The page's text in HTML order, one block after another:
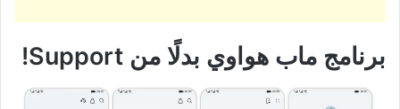
برنامج ماب هواوي بدلًا من Support!